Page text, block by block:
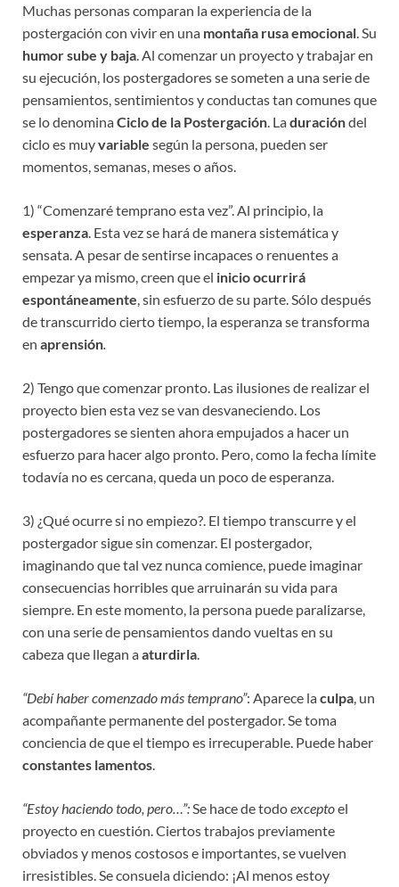
Muchas personas comparan la experiencia de la
postergación con vivir en una montaña rusa emocional . Su
humor sube y baja . Al comenzar un proyecto y trabajar en
su ejecución, los postergadores se someten a una serie de
pensamientos, sentimientos y conductas tan comunes que
se lo denominaCiclo de la Postergación . Laduracióndel
ciclo es muyvariable según la persona, pueden ser
momentos, semanas, meses o años.
1) “Comenzaré temprano esta vez”. Al principio, la
esperanza . Esta vez se hará de manera sistemática y
sensata. A pesar de sentirse incapaces o renuentes a
empezar ya mismo, creen que el inicio ocurrirá
espontáneamente , sin esfuerzo de su parte. Sólo después
de transcurrido cierto tiempo, la esperanza se transforma
en aprensión
2) Tengo que comenzar pronto. Las ilusiones de realizar el
proyecto bien esta vez se van desvaneciendo. Los
postergadores se sienten ahora empujados a hacer un
esfuerzo para hacer algo pronto. Pero, como la fecha límite
todavía no es cercana, queda un poco de esperanza.
3) ¿Qué ocurre si no empiezo?. El tiempo transcurre y el
postergador sigue sin comenzar. El postergador,
imaginando que tal vez nunca comience, puede imaginar
consecuencias horribles que arruinarán su vida para
siempre. En este momento, la persona puede paralizarse,
con una serie de pensamientos dando vueltas en su
cabeza que llegan aaturdirla
“Debí haber comenzado más temprano”: Aparece laculpa , un
acompañante permanente del postergador. Se toma
conciencia de que el tiempo es irrecuperable. Puede haber
constantes lamentos
“Estoy haciendo todo, pero…”: Se hace de todoexceptoel
proyecto en cuestión. Ciertos trabajos previamente
obviados y menos costosos e importantes, se vuelven
irresistibles. Se consuela diciendo: ¡Al menos estoy